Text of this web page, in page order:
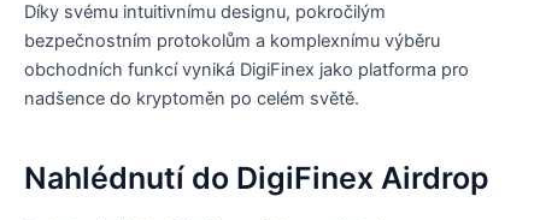
Díky svému intuitivnímu designu, pokročilým
bezpečnostním protokolům a komplexnímu výběru
obchodních funkcí vyniká DigiFinex jako platforma pro
nadšence do kryptoměn po celém světě.
Nahlédnutí do DigiFinex Airdrop